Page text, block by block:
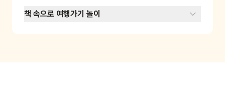
책 속으로 여행가기 놀이